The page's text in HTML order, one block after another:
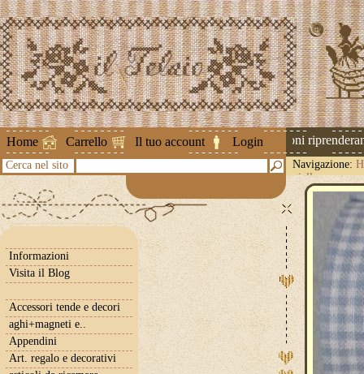
Home Carrello Il tuo account Login
Attenzione ! Le spedizioni
Cerca nel sito Navigazione:
giallo
Informazioni
Visita il Blog
Accessori tende e decori
aghi+magneti e..
Appendini
Art. regalo e decorativi